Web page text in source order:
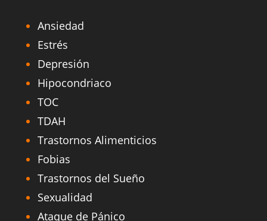
Ansiedad
Estrés
Depresión
Hipocondriaco
TOC
TDAH
Trastornos Alimenticios
Fobias
Trastornos del Sueño
Sexualidad
Ataque de Pánico